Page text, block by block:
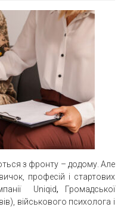
з фронту – додому. Але
професій і стартових
Uniqid,
Громадської
військового психолога і